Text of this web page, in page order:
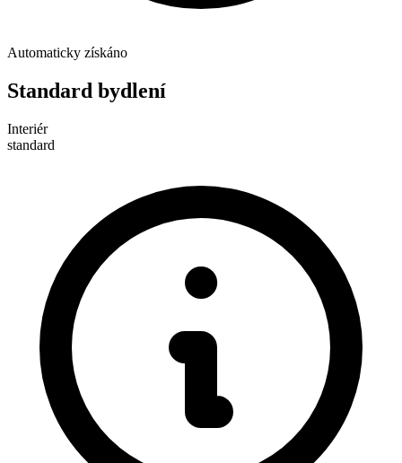
Automaticky získáno
Standard bydlení
Interiér
standard